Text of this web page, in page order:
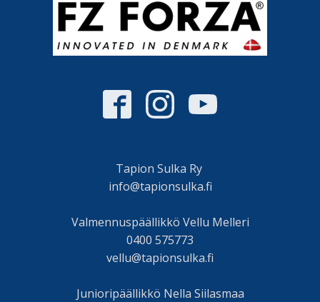
Tapion Sulka Ry
info@tapionsulka.fi
Valmennuspäällikkö Vellu Melleri
0400 575773
vellu@tapionsulka.fi
Junioripäällikkö Nella Siilasmaa